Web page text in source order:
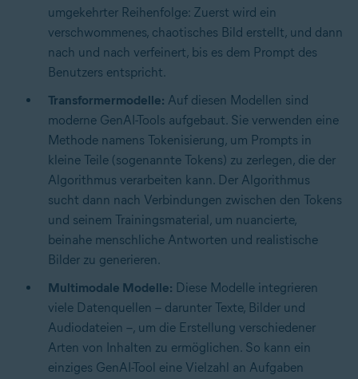
umgekehrter Reihenfolge: Zuerst wird ein
verschwommenes, chaotisches Bild erstellt, und dann
nach und nach verfeinert, bis es dem Prompt des
Benutzers entspricht.
Transformermodelle: Auf diesen Modellen sind
moderne GenAI-Tools aufgebaut. Sie verwenden eine
Methode namens Tokenisierung, um Prompts in
kleine Teile (sogenannte Tokens) zu zerlegen, die der
Algorithmus verarbeiten kann. Der Algorithmus
sucht dann nach Verbindungen zwischen den Tokens
und seinem Trainingsmaterial, um nuancierte,
beinahe menschliche Antworten und realistische
Bilder zu generieren.
Multimodale Modelle: Diese Modelle integrieren
viele Datenquellen – darunter Texte, Bilder und
Audiodateien –, um die Erstellung verschiedener
Arten von Inhalten zu ermöglichen. So kann ein
einziges GenAI-Tool eine Vielzahl an Aufgaben